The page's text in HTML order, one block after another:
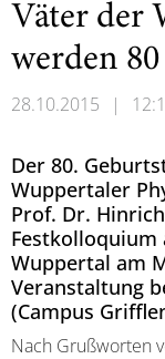
Väter der
werden 80
28.10.2015 |
Der 80.
Wuppertaler
Prof. Dr.
Festkolloquium
Wuppertal am
Veranstaltung
(Campus
Nach Grußworten